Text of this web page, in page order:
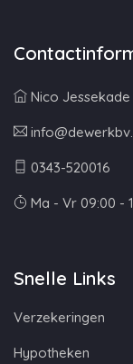
Nico Jessekade
0343-520016
Ma - Vr 09:00 -
Snelle Links
Verzekeringen
Hypotheken